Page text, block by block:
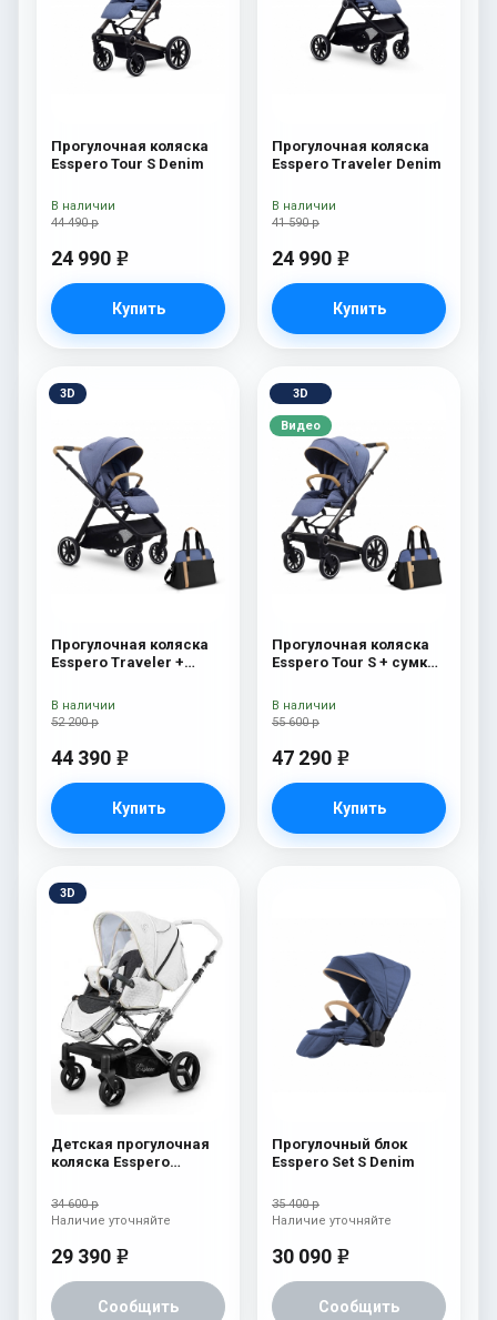
Прогулочная коляска
Esspero Tour S Denim
44 490 р
24 990 e
Купить
В наличии
Прогулочная коляска
Esspero Traveler Denim
41 590 р
24 990 e
Купить
В наличии
3D
Прогулочная коляска
Esspero Traveler +
52 200 р
44 390 e
Купить
В наличии
3D
Видео
Прогулочная коляска
Esspero Tour S + сумка
55 600 р
47 290 e
Купить
В наличии
3D
Детская прогулочная
коляска Esspero
34 600 р
29 390 e
Сообщить
Наличие уточняйте
Прогулочный блок
Esspero Set S Denim
35 400 р
30 090 e
Сообщить
Наличие уточняйте